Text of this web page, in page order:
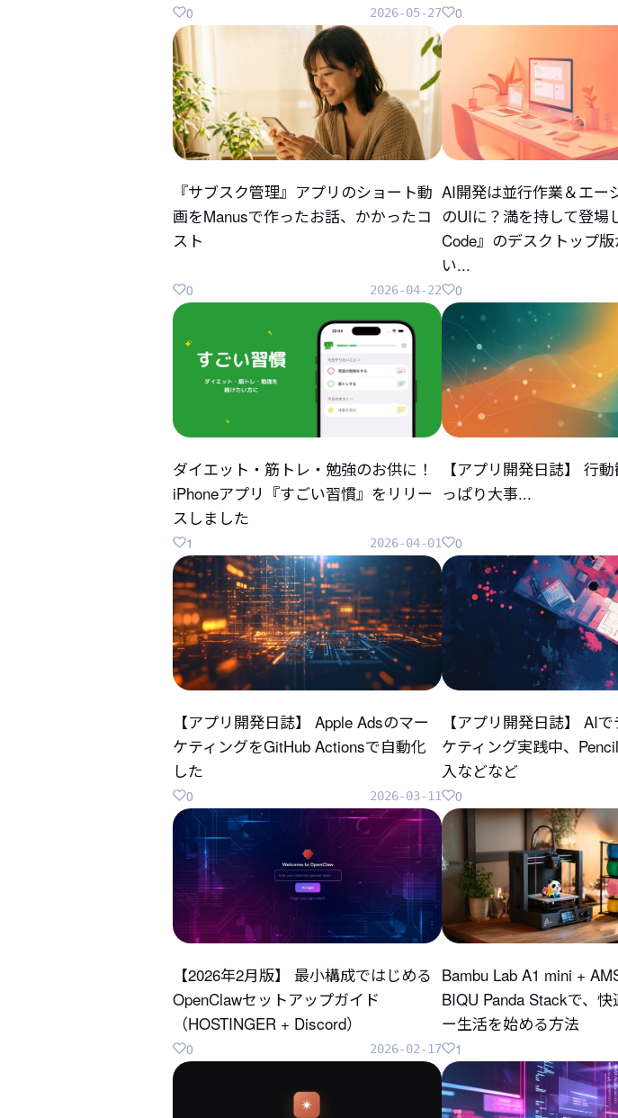
2026-05-27
0 0
『サブスク管理』アプリのショート動
画をManusで作ったお話、かかったコ
スト
2026-04-22
0
AI開発は並行作業＆エー
のUIに？満を持して登場
Code』のデスクトップ
い...
0
ダイエット・筋トレ・勉強のお供に！
iPhoneアプリ『すごい習慣』をリリー
スしました
2026-04-01
1
【アプリ開発日誌】 行
っぱり大事...
0
【アプリ開発日誌】 Apple Adsのマー
ケティングをGitHub Actionsで自動化
した
2026-03-11
0
【アプリ開発日誌】 AI
ケティング実践中、
入などなど
0
【2026年2月版】 最小構成ではじめる
OpenClawセットアップガイド
（HOSTINGER + Discord）
2026-02-17
0
Bambu Lab A1 mini +
BIQU Panda Stackで、
ー生活を始める方法
1